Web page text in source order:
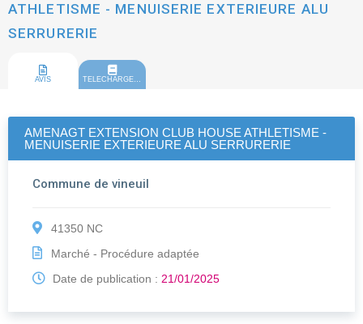
ATHLETISME - MENUISERIE EXTERIEURE ALU
SERRURERIE
AVIS TELECHARGEMENT
AMENAGT EXTENSION CLUB HOUSE ATHLETISME -
MENUISERIE EXTERIEURE ALU SERRURERIE
Commune de vineuil
41350 NC
Marché - Procédure adaptée
Date de publication : 21/01/2025